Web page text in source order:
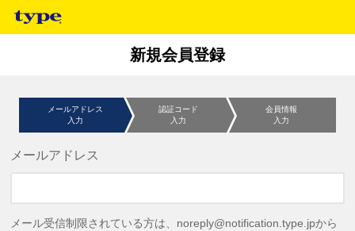
新規会員登録
メールアドレス
入力
認証コード
入力
会員情報
入力
メールアドレス
メール受信制限されている方は、noreply@notification.type.jpから